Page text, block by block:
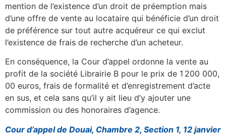
mention de l’existence d’un droit de préemption mais
d’une offre de vente au locataire qui bénéficie d’un droit
de préférence sur tout autre acquéreur ce qui exclut
l’existence de frais de recherche d’un acheteur.
En conséquence, la Cour d’appel ordonne la vente au
profit de la société Librairie B pour le prix de 1 200 000,
00 euros, frais de formalité et d’enregistrement d’acte
en sus, et cela sans qu’il y ait lieu d’y ajouter une
commission ou des honoraires d’agence.
Cour d’appel de Douai, Chambre 2, Section 1, 12 janvier